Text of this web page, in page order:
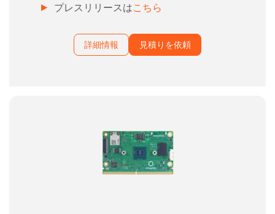
プレスリリースはこちら
詳細情報 見積りを依頼